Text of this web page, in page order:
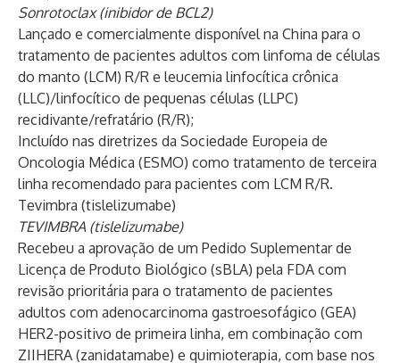
Sonrotoclax (inibidor de BCL2)
Lançado e comercialmente disponível na China para o
tratamento de pacientes adultos com linfoma de células
do manto (LCM) R/R e leucemia linfocítica crônica
(LLC)/linfocítico de pequenas células (LLPC)
recidivante/refratário (R/R);
Incluído nas diretrizes da Sociedade Europeia de
Oncologia Médica (ESMO) como tratamento de terceira
linha recomendado para pacientes com LCM R/R.
Tevimbra (tislelizumabe)
TEVIMBRA (tislelizumabe)
Recebeu a aprovação de um Pedido Suplementar de
Licença de Produto Biológico (sBLA) pela FDA com
revisão prioritária para o tratamento de pacientes
adultos com adenocarcinoma gastroesofágico (GEA)
HER2-positivo de primeira linha, em combinação com
ZIIHERA (zanidatamabe) e quimioterapia, com base nos